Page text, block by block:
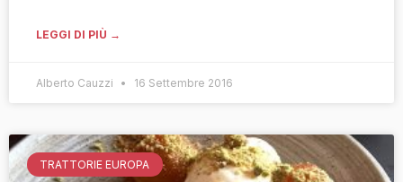
LEGGI DI PIÙ →
Alberto Cauzzi 16 Settembre 2016
TRATTORIE EUROPA